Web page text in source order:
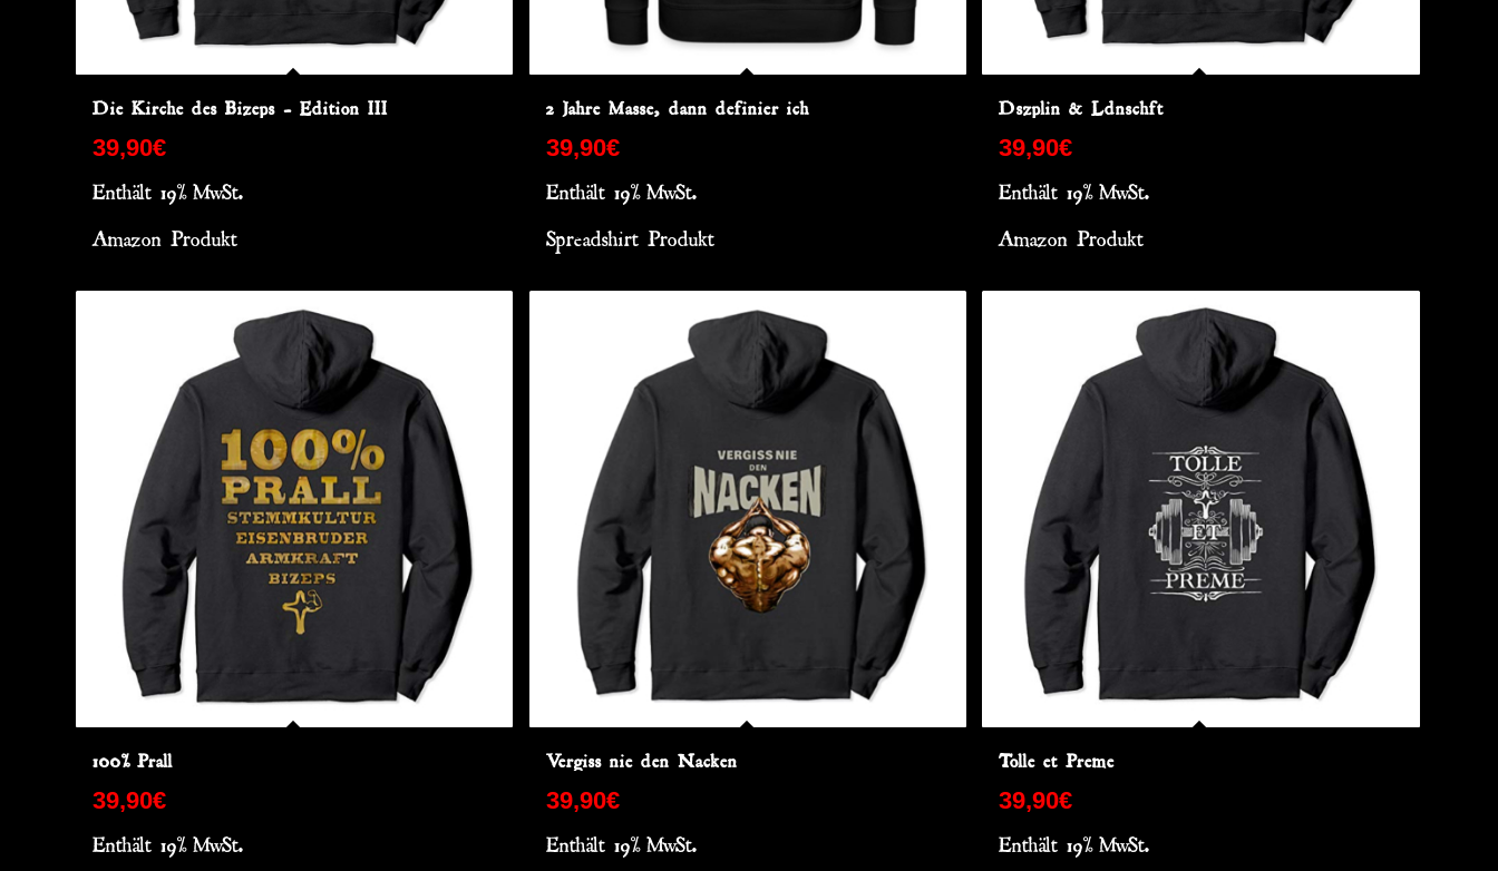
Die Kirche des Bizeps – Edition III
39,90€
Enthält 19% MwSt.
Amazon Produkt
2 Jahre Masse, dann definier ich
39,90€
Enthält 19% MwSt.
Spreadshirt Produkt
Dszplin & Ldnschft
39,90€
Enthält 19% MwSt.
Amazon Produkt
100% Prall
39,90€
Enthält 19% MwSt.
Vergiss nie den Nacken
39,90€
Enthält 19% MwSt.
Tolle et Preme
39,90€
Enthält 19% MwSt.